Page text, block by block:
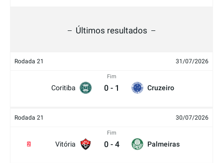
Últimos resultados
Rodada 21 31/07/2026
Coritiba
Fim
0 - 1 Cruzeiro
Rodada 21 30/07/2026
Vitória
2
Fim
0 - 4 Palmeiras